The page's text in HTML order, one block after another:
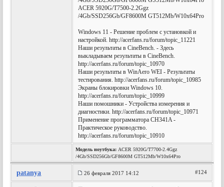
ACER 5920G/T7500-2.2Ggz
/4Gb/SSD256Gb/GF8600M GT512Mb/W10x64Pro
Windows 11 - Решение проблем с установкой и
настройкой. http://acerfans.ru/forum/topic_11221
Наши результаты в CineBench. - Здесь
выкладываем результаты в CineBench.
http://acerfans.ru/forum/topic_10970
Наши результаты в WinAero WEI - Результаты
тестирования. http://acerfans.ru/forum/topic_10985
Экраны блокировки Windows 10.
http://acerfans.ru/forum/topic_10999
Наши помошники - Устройства измерения и
диагностики. http://acerfans.ru/forum/topic_10971
Применение программатора CH341A -
Практическое руководство.
http://acerfans.ru/forum/topic_10910
Модель ноутбука: ACER 5920G/T7700-2.4Ggz
/4Gb/SSD256Gb/GF8600M GT512Mb/W10x64Pro
patanya 26 февраля 2017 14:12 #124